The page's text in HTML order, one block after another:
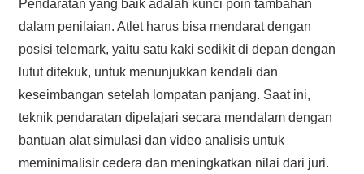
Pendaratan yang baik adalah kunci poin tambahan
dalam penilaian. Atlet harus bisa mendarat dengan
posisi telemark, yaitu satu kaki sedikit di depan dengan
lutut ditekuk, untuk menunjukkan kendali dan
keseimbangan setelah lompatan panjang. Saat ini,
teknik pendaratan dipelajari secara mendalam dengan
bantuan alat simulasi dan video analisis untuk
meminimalisir cedera dan meningkatkan nilai dari juri.